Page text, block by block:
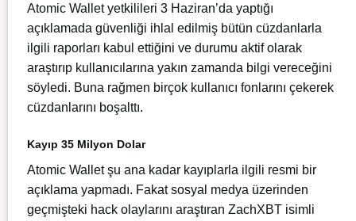
Atomic Wallet yetkilileri 3 Haziran’da yaptığı
açıklamada güvenliği ihlal edilmiş bütün cüzdanlarla
ilgili raporları kabul ettiğini ve durumu aktif olarak
araştırıp kullanıcılarına yakın zamanda bilgi vereceğini
söyledi. Buna rağmen birçok kullanıcı fonlarını çekerek
cüzdanlarını boşalttı.
Kayıp 35 Milyon Dolar
Atomic Wallet şu ana kadar kayıplarla ilgili resmi bir
açıklama yapmadı. Fakat sosyal medya üzerinden
geçmişteki hack olaylarını araştıran ZachXBT isimli